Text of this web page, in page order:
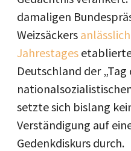
damaligen
Weizsäckers
Jahrestages
Deutschland der
setzte sich bislang
Verständigung auf
Gedenkdiskurs durch.